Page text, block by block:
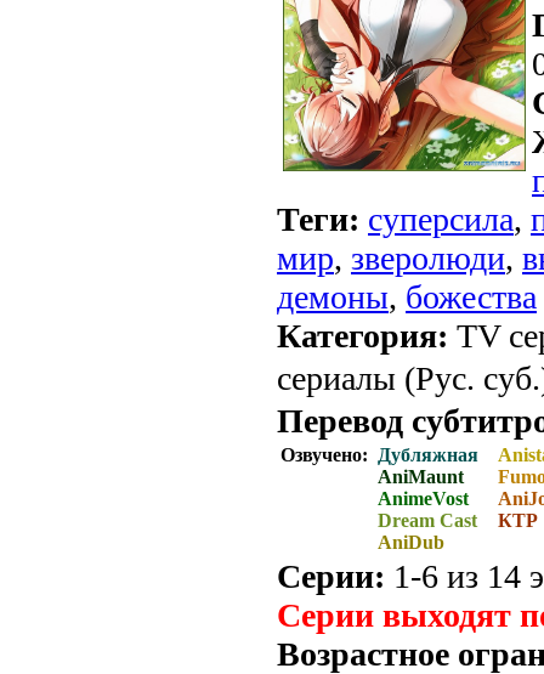
Теги: суперсила,
мир, зверолюди,
демоны, божества
Категория: TV
сериалы (Рус.
Перевод
Озвучено:
Дубляжная
AniMaunt
AnimeVost
Dream Cast
AniDub
КТР
Серии: 1-6 из 14
Серии выходят
Возрастное